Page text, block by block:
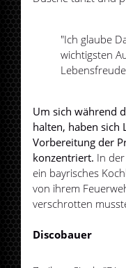
"Ich glaube
wichtigsten
Um sich während
halten, haben sich
Vorbereitung der
konzentriert. In
ein bayrisches
von ihrem
verschrotten
Discobauer